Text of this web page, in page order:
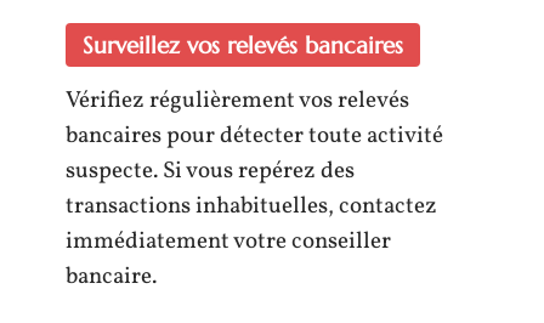
Surveillez vos relevés bancaires
Vérifiez régulièrement vos relevés
bancaires pour détecter toute activité
suspecte. Si vous repérez des
transactions inhabituelles, contactez
immédiatement votre conseiller
bancaire.